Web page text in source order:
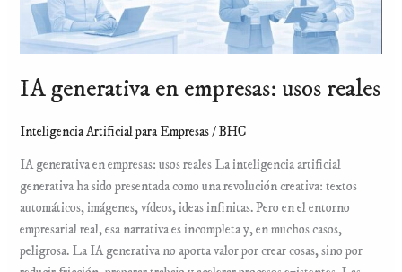
IA generativa en empresas: usos reales
Inteligencia Artificial para Empresas/BHC
IA generativa en empresas: usos reales La inteligencia artificial
generativa ha sido presentada como una revolución creativa: textos
automáticos, imágenes, vídeos, ideas infinitas. Pero en el entorno
empresarial real, esa narrativa es incompleta y, en muchos casos,
peligrosa. La IA generativa no aporta valor por crear cosas, sino por